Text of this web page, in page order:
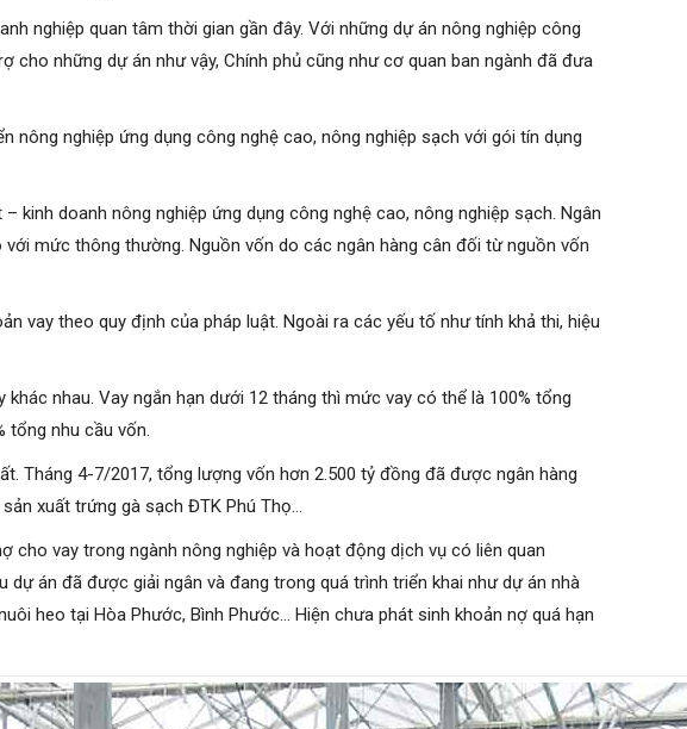
nghiệp quan tâm thời gian gần đây. Với những dự án nông nghiệp công
những dự án như vậy, Chính phủ cũng như cơ quan ban ngành đã đưa
nghiệp ứng dụng công nghệ cao, nông nghiệp sạch với gói tín dụng
doanh nông nghiệp ứng dụng công nghệ cao, nông nghiệp sạch. Ngân
mức thông thường. Nguồn vốn do các ngân hàng cân đối từ nguồn vốn
vay theo quy định của pháp luật. Ngoài ra các yếu tố như tính khả thi, hiệu
nhau. Vay ngắn hạn dưới 12 tháng thì mức vay có thể là 100% tổng
tổng nhu cầu vốn.
Tháng 4-7/2017, tổng lượng vốn hơn 2.500 tỷ đồng đã được ngân hàng
xuất trứng gà sạch ĐTK Phú Thọ…
cho vay trong ngành nông nghiệp và hoạt động dịch vụ có liên quan
án đã được giải ngân và đang trong quá trình triển khai như dự án nhà
heo tại Hòa Phước, Bình Phước… Hiện chưa phát sinh khoản nợ quá hạn